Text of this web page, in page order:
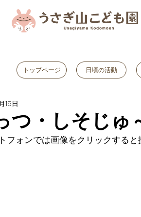
トップページ 日頃の活動
つ・しそじゅ
15日
フォンでは画像をクリックする